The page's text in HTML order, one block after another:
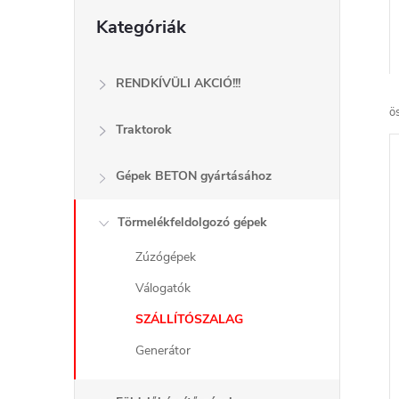
átugrása
Kategóriák
RENDKÍVÜLI AKCIÓ!!!
Traktorok
Gépek BETON gyártásához
Törmelékfeldolgozó gépek
Zúzógépek
Válogatók
SZÁLLÍTÓSZALAG
Generátor
e